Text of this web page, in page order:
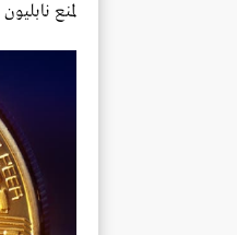
لمنع